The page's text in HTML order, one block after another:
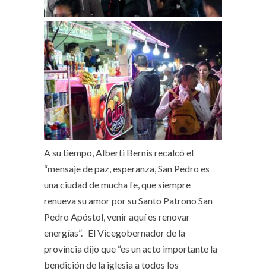
A su tiempo, Alberti Bernis recalcó el
“mensaje de paz, esperanza, San Pedro es
una ciudad de mucha fe, que siempre
renueva su amor por su Santo Patrono San
Pedro Apóstol, venir aquí es renovar
energías”. El Vicegobernador de la
provincia dijo que “es un acto importante la
bendición de la iglesia a todos los